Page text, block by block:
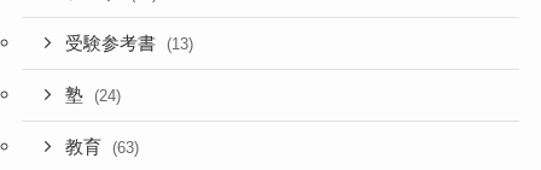
受験参考書 (13)
塾 (24)
教育 (63)